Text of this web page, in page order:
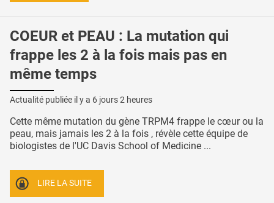
COEUR et PEAU : La mutation qui
frappe les 2 à la fois mais pas en
même temps
Actualité publiée il y a 6 jours 2 heures
Cette même mutation du gène TRPM4 frappe le cœur ou la
peau, mais jamais les 2 à la fois , révèle cette équipe de
biologistes de l'UC Davis School of Medicine ...
LIRE LA SUITE